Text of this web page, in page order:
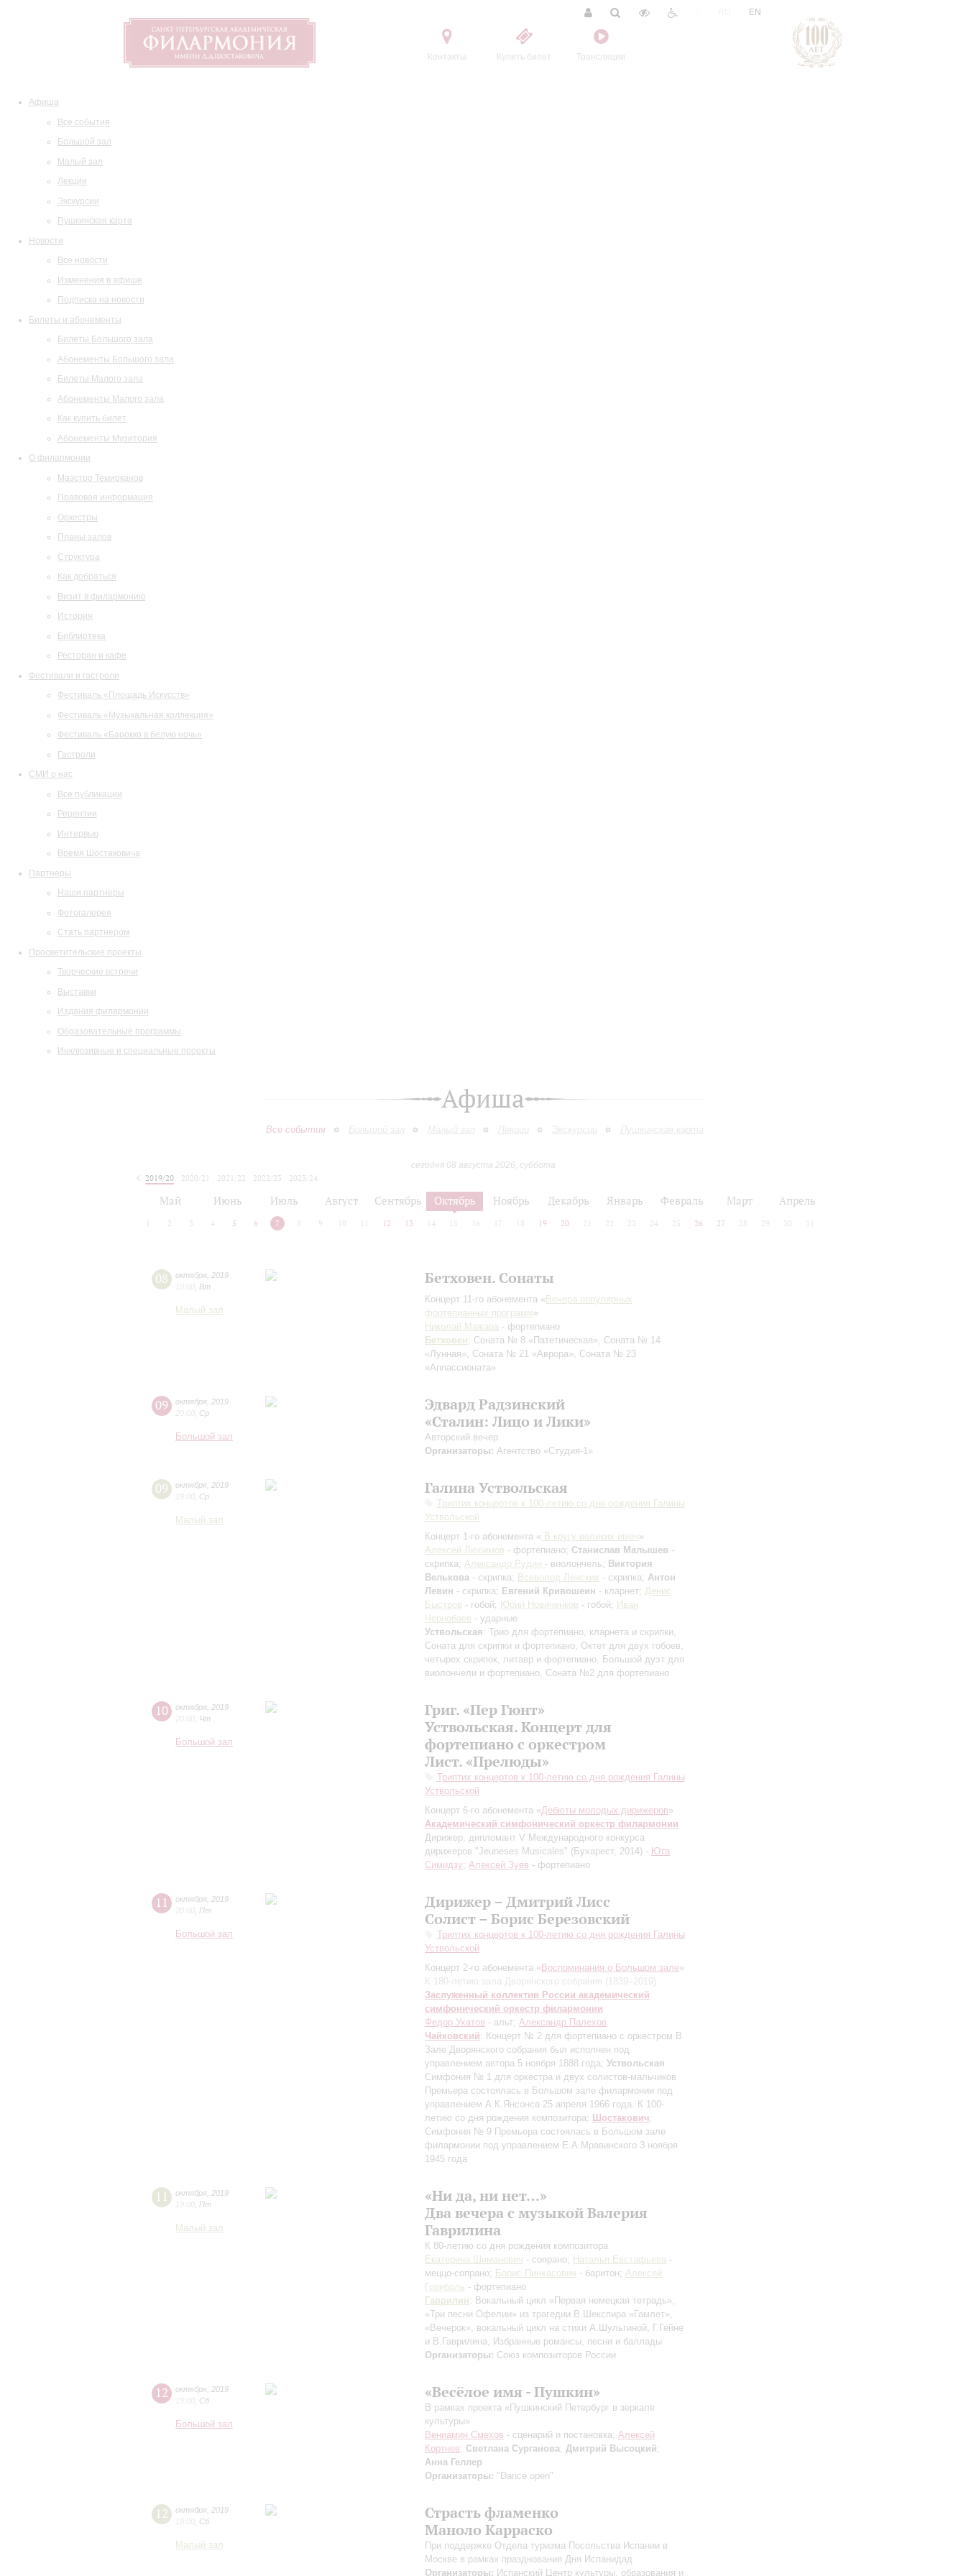
Контакты Купить билет Трансляции
EN
Афиша
Все события
Большой зал
Малый зал
Лекции
Экскурсии
Пушкинская карта
Новости
Все новости
Изменения в афише
Подписка на новости
Билеты и абонементы
Билеты Большого зала
Абонементы Большого зала
Билеты Малого зала
Абонементы Малого зала
Как купить билет
Абонементы Музитория
О филармонии
Маэстро Темирканов
Правовая информация
Оркестры
Планы залов
Структура
Как добраться
Визит в филармонию
История
Библиотека
Ресторан и кафе
Фестивали и гастроли
Фестиваль «Площадь Искусств»
Фестиваль «Музыкальная коллекция»
Фестиваль «Барокко в белую ночь»
Гастроли
СМИ о нас
Все публикации
Рецензии
Интервью
Время Шостаковича
Партнеры
Наши партнеры
Фотогалерея
Стать партнером
Просветительские проекты
Творческие встречи
Выставки
Издания филармонии
Образовательные программы
Инклюзивные и специальные проекты
Афиша
Все события Большой зал Малый зал Лекции Экскурсии Пушкинская карта
сегодня 08 августа 2026, суббота
2019/20
2020/21 2021/22 2022/23
2023/24
Май Июнь Июль Август Сентябрь Октябрь Ноябрь Декабрь Январь Февраль Март Апрель
2 3 4 5 6 7 8 9 10 12 13 14 15 16 17 18 19 20 21 22 23 24 25 26 27 28 29 30 31
08 октября 2019
19:00 Вт
Малый зал
Бетховен. Сонаты
Концерт 11-го абонемента « Вечера популярных
фортепианных программ»
Николай Мажара - фортепиано
Бетховен: Соната № 8 «Патетическая», Соната № 14
«Лунная», Соната № 21 «Аврора», Соната № 23
«Аппассионата»
09 октября 2019
20:00 Ср
Большой зал
Эдвард Радзинский
«Сталин: Лицо и Лики»
Авторский вечер
Организаторы: Агентство «Студия-1»
09 октября 2019
19:00 Ср
Малый зал
Галина Уствольская
Триптих концертов к 100-летию со дня рождения Галины
Уствольской
Концерт 1-го абонемента « В кругу великих имен»
Алексей Любимов - фортепиано; Станислав Малышев -
скрипка; Александр Рудин - виолончель; Виктория
Велькова - скрипка; Всеволод Ленских - скрипка; Антон
Левин - скрипка; Евгений Кривошеин - кларнет; Денис
Быстров - гобой; Юрий Новиченков - гобой; Иван
Чернобаев - ударные
Уствольская: Трио для фортепиано, кларнета и скрипки,
Соната для скрипки и фортепиано, Октет для двух гобоев,
четырех скрипок, литавр и фортепиано, Большой дуэт для
виолончели и фортепиано, Соната №2 для фортепиано
10 октября 2019
20:00 Чт
Большой зал
Григ. «Пер Гюнт»
Уствольская. Концерт для
фортепиано с оркестром
Лист. «Прелюды»
Триптих концертов к 100-летию со дня рождения Галины
Уствольской
Концерт 6-го абонемента «Дебюты молодых дирижеров»
Академический симфонический оркестр филармонии
Дирижер, дипломант V Международного конкурса
дирижеров "Jeuneses Musicales" (Бухарест, 2014) - Юта
Симидзу; Алексей Зуев - фортепиано
11 октября 2019
20:00 Пт
Большой зал
Дирижер – Дмитрий Лисс
Солист – Борис Березовский
Триптих концертов к 100-летию со дня рождения Галины
Уствольской
Концерт 2-го абонемента « Воспоминания о Большом зале»
К 180-летию зала Дворянского собрания (1839–2019)
Заслуженный коллектив России академический
симфонический оркестр филармонии
Федор Ухатов - альт; Александр Палехов
Чайковский: Концерт № 2 для фортепиано с оркестром В
Зале Дворянского собрания был исполнен под
управлением автора 5 ноября 1888 года; Уствольская:
Симфония № 1 для оркестра и двух солистов-мальчиков
Премьера состоялась в Большом зале филармонии под
управлением А.К.Янсонса 25 апреля 1966 года. К 100-
летию со дня рождения композитора; Шостакович:
Симфония № 9 Премьера состоялась в Большом зале
филармонии под управлением Е.А.Мравинского 3 ноября
1945 года
11 октября 2019
19:00 Пт
Малый зал
«Ни да, ни нет…»
Два вечера с музыкой Валерия
Гаврилина
К 80-летию со дня рождения композитора
Екатерина Шиманович - сопрано; Наталья Евстафьева -
меццо-сопрано; Борис Пинхасович - баритон; Алексей
Гориболь - фортепиано
Гаврилин: Вокальный цикл «Первая немецкая тетрадь»,
«Три песни Офелии» из трагедии В.Шекспира «Гамлет»,
«Вечерок», вокальный цикл на стихи А.Шульгиной, Г.Гейне
и В.Гаврилина, Избранные романсы, песни и баллады
Организаторы: Союз композиторов России
12 октября 2019
19:00 Сб
Большой зал
«Весёлое имя - Пушкин»
В рамках проекта «Пушкинский Петербург в зеркале
культуры»
Вениамин Смехов - сценарий и постановка; Алексей
Кортнев; Светлана Сурганова; Дмитрий Высоцкий;
Анна Геллер
Организаторы: "Dance open"
12 октября 2019
19:00 Сб
Малый зал
Страсть фламенко
Маноло Карраско
При поддержке Отдела туризма Посольства Испании в
Москве в рамках празднования Дня Испанидад
Организаторы: Испанский Центр культуры, образования и